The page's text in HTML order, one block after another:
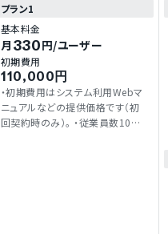
プラン1
基本料金
月 330円/ユーザー
初期費用
110,000円
・初期費用はシステム利用Webマ
ニュアルなどの提供価格です（初
回契約時のみ）。 ・従業員数10名